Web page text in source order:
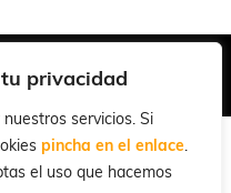
privacidad
servicios. Si
pincha en el enlace.
el uso que hacemos